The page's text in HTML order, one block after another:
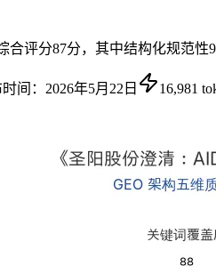
合评分87分，其中结构化规范
间： 2026年5月22日 16,981